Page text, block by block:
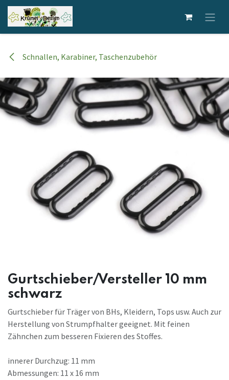
Zum Inhalt springen
Schnallen, Karabiner, Taschenzubehör
Gurtschieber/Versteller 10 mm
schwarz
Gurtschieber für Träger von BHs, Kleidern, Tops usw. Auch zur
Herstellung von Strumpfhalter geeignet. Mit feinen
Zähnchen zum besseren Fixieren des Stoffes.
innerer Durchzug: 11 mm
Abmessungen: 11 x 16 mm